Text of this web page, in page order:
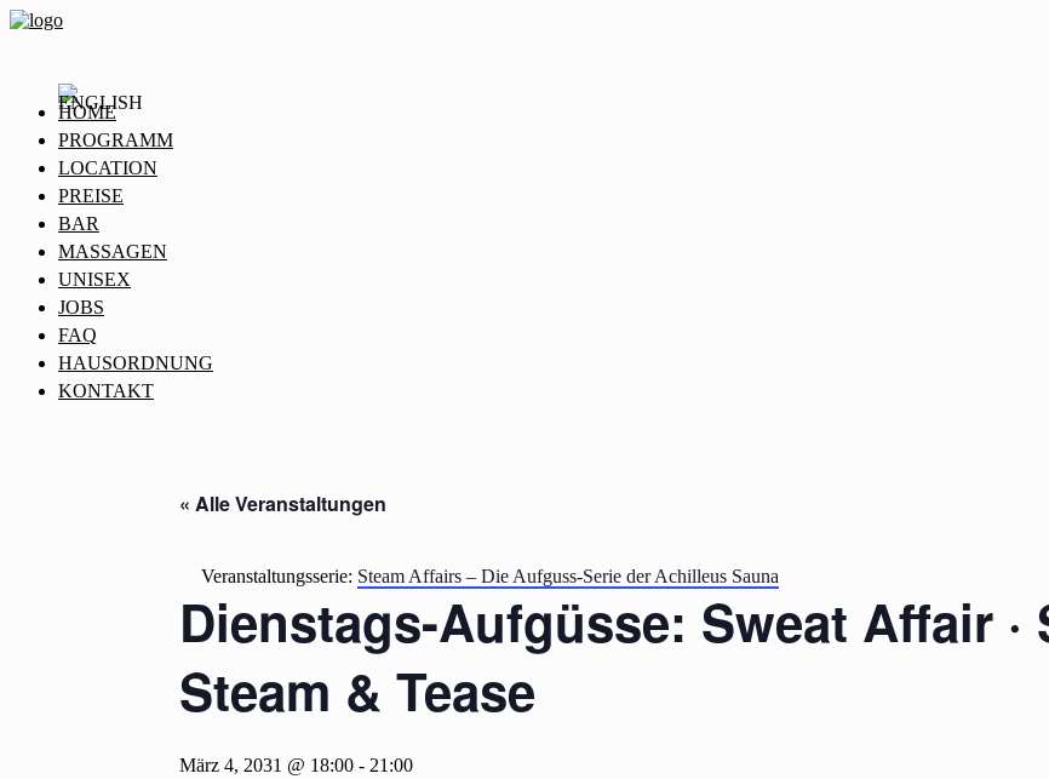
HOME
PROGRAMM
LOCATION
PREISE
BAR
MASSAGEN
UNISEX
JOBS
FAQ
HAUSORDNUNG
KONTAKT
« Alle Veranstaltungen
Veranstaltungsserie: Steam Affairs – Die Aufguss-Serie der Achilleus Sauna
Dienstags-Aufgüsse: Sweat Affair ·
Steam & Tease
März 4, 2031 @ 18:00 - 21:00